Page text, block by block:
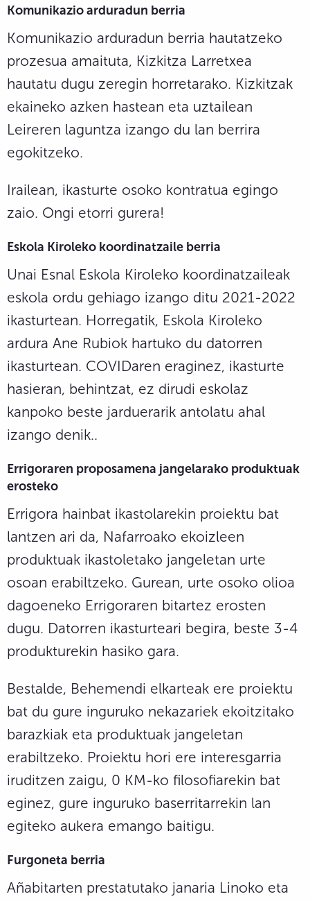
Komunikazio arduradun berria
Komunikazio arduradun berria hautatzeko
prozesua amaituta, Kizkitza Larretxea
hautatu dugu zeregin horretarako. Kizkitzak
ekaineko azken hastean eta uztailean
Leireren laguntza izango du lan berrira
egokitzeko.
Irailean, ikasturte osoko kontratua egingo
zaio. Ongi etorri gurera!
Eskola Kiroleko koordinatzaile berria
Unai Esnal Eskola Kiroleko koordinatzaileak
eskola ordu gehiago izango ditu 2021-2022
ikasturtean. Horregatik, Eskola Kiroleko
ardura Ane Rubiok hartuko du datorren
ikasturtean. COVIDaren eraginez, ikasturte
hasieran, behintzat, ez dirudi eskolaz
kanpoko beste jarduerarik antolatu ahal
izango denik..
Errigoraren proposamena jangelarako produktuak
erosteko
Errigora hainbat ikastolarekin proiektu bat
lantzen ari da, Nafarroako ekoizleen
produktuak ikastoletako jangeletan urte
osoan erabiltzeko. Gurean, urte osoko olioa
dagoeneko Errigoraren bitartez erosten
dugu. Datorren ikasturteari begira, beste 3-4
produkturekin hasiko gara.
Bestalde, Behemendi elkarteak ere proiektu
bat du gure inguruko nekazariek ekoitzitako
barazkiak eta produktuak jangeletan
erabiltzeko. Proiektu hori ere interesgarria
iruditzen zaigu, 0 KM-ko filosofiarekin bat
eginez, gure inguruko baserritarrekin lan
egiteko aukera emango baitigu.
Furgoneta berria
Añabitarten prestatutako janaria Linoko eta